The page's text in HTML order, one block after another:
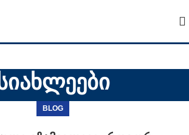
BLOG